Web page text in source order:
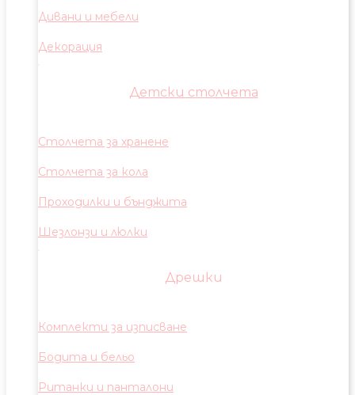
Дивани и мебели
Декорация
Детски столчета
Столчета за хранене
Столчета за кола
Проходилки и бънджита
Шезлонзи и люлки
Дрешки
Комплекти за изписване
Бодита и бельо
Ританки и панталони